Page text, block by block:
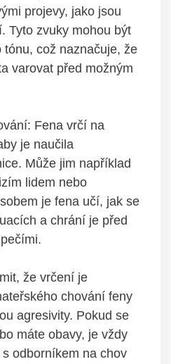
projevy, jako jsou⁢
Tyto zvuky mohou být
což naznačuje, ​že
varovat před možným
Fena vrčí na
je naučila‌
Může⁣ jim⁣ například‍
lidem nebo
je fena učí,​ jak⁣ se
‌a chrání ⁤je ​před
že vrčení ‌je
chování ‍feny⁤
agresivity. Pokud se
​máte obavy, je vždy
odborníkem na chov